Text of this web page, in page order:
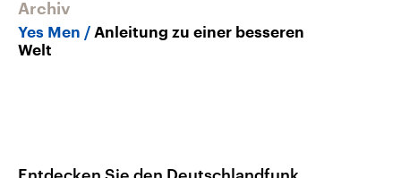
Archiv
Yes Men
Anleitung zu einer besseren
Welt
Entdecken Sie den Deutschlandfunk